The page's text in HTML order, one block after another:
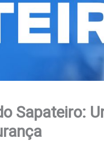
Sapateiro: